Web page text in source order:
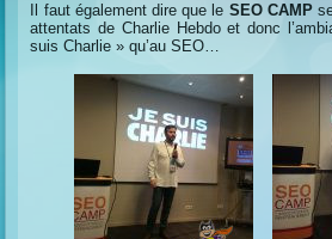
Il faut également dire que le SEO CAMP
attentats de Charlie Hebdo et donc
suis Charlie » qu’au SEO…